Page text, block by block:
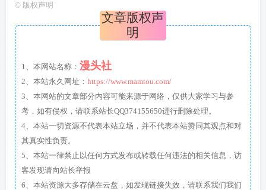
© 版权声明
文章版权声
明
1、本网站名称： 漫头社
2、本站永久网址： https://www.mamtou.com/
3、本网站的文章部分内容可能来源于网络，仅供大家学习与参
考，如有侵权，请联系站长QQ374155650进行删除处理。
4、本站一切资源不代表本站立场，并不代表本站赞同其观点和对
其真实性负责。
5、本站一律禁止以任何方式发布或转载任何违法的相关信息，访
客发现请向站长举报
6、本站资源大多存储在云盘，如发现链接失效，请联系我们我们